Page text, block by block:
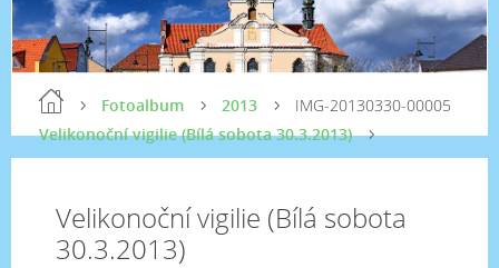
Fotoalbum
2013
Velikonoční vigilie (Bílá sobota 30.3.2013)
IMG-20130330-00005
Velikonoční vigilie (Bílá sobota
30.3.2013)